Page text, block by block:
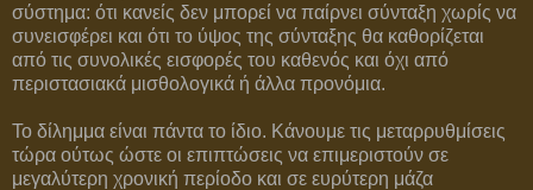
σύστημα: ότι κανείς δεν μπορεί να παίρνει σύνταξη χωρίς να
συνεισφέρει και ότι το ύψος της σύνταξης θα καθορίζεται
από τις συνολικές εισφορές του καθενός και όχι από
περιστασιακά μισθολογικά ή άλλα προνόμια.
Το δίλημμα είναι πάντα το ίδιο. Κάνουμε τις μεταρρυθμίσεις
τώρα ούτως ώστε οι επιπτώσεις να επιμεριστούν σε
μεγαλύτερη χρονική περίοδο και σε ευρύτερη μάζα